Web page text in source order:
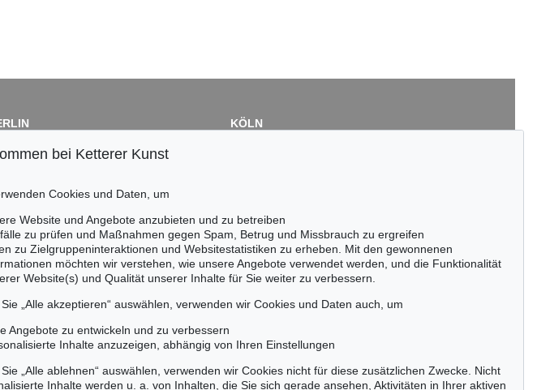
70
+49 (0)30 88 67 53-63
KÖLN
Auktion mehr verpassen!
informieren Sie rechtzeitig.
Jetzt zum Newsletter anmelden >
bei Ketterer Kunst
Cookies und Daten, um
Website und Angebote anzubieten und zu betreiben
zu prüfen und Maßnahmen gegen Spam, Betrug und Missbrauch zu ergreifen
zu Zielgruppeninteraktionen und Websitestatistiken zu erheben. Mit den gewonnenen
möchten wir verstehen, wie unsere Angebote verwendet werden, und die Funktionalität
Website(s) und Qualität unserer Inhalte für Sie weiter zu verbessern.
„Alle akzeptieren“ auswählen, verwenden wir Cookies und Daten auch, um
Angebote zu entwickeln und zu verbessern
Inhalte anzuzeigen, abhängig von Ihren Einstellungen
„Alle ablehnen“ auswählen, verwenden wir Cookies nicht für diese zusätzlichen Zwecke. Nicht
Inhalte werden u. a. von Inhalten, die Sie sich gerade ansehen, Aktivitäten in Ihrer aktiven